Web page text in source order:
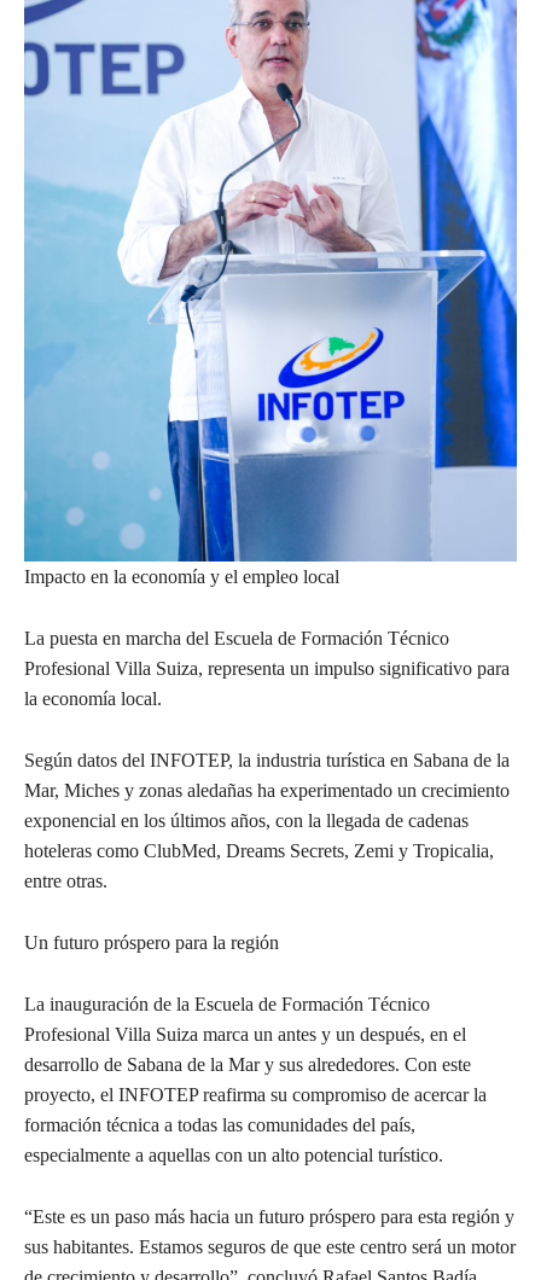
Impacto en la economía y el empleo local
La puesta en marcha del Escuela de Formación Técnico
Profesional Villa Suiza, representa un impulso significativo para
la economía local.
Según datos del INFOTEP, la industria turística en Sabana de la
Mar, Miches y zonas aledañas ha experimentado un crecimiento
exponencial en los últimos años, con la llegada de cadenas
hoteleras como ClubMed, Dreams Secrets, Zemi y Tropicalia,
entre otras.
Un futuro próspero para la región
La inauguración de la Escuela de Formación Técnico
Profesional Villa Suiza marca un antes y un después, en el
desarrollo de Sabana de la Mar y sus alrededores. Con este
proyecto, el INFOTEP reafirma su compromiso de acercar la
formación técnica a todas las comunidades del país,
especialmente a aquellas con un alto potencial turístico.
“Este es un paso más hacia un futuro próspero para esta región y
sus habitantes. Estamos seguros de que este centro será un motor